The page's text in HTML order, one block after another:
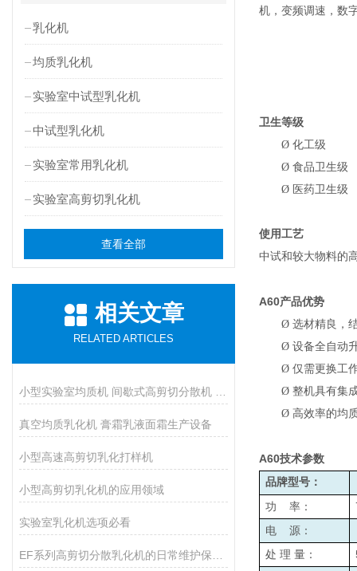
乳化机
均质乳化机
实验室中试型乳化机
中试型乳化机
实验室常用乳化机
实验室高剪切乳化机
查看全部
相关文章
RELATED ARTICLES
真空均质乳化机 膏霜乳液面霜生产设备
小型高速高剪切乳化打样机
小型高剪切乳化机的应用领域
实验室乳化机选项必看
机，变频调速，数
卫生等级
Ø 化工级
Ø 食品卫生级
Ø 医药卫生级
使用工艺
中试和较大物料的
A60产品优势
Ø 选材精良，
Ø 设备全自动
Ø 仅需更换工
Ø 整机具有集
Ø 高效率的均
A60技术参数
品牌型号：
功
率：
电
源：
处 理 量：